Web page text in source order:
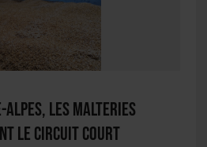
Alpes, les malteries
le circuit court